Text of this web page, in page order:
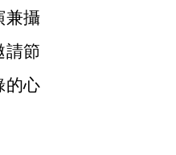
兼攝
請節
的心